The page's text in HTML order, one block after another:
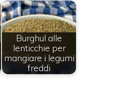
Burghul alle
lenticchie per
mangiare i legumi
freddi